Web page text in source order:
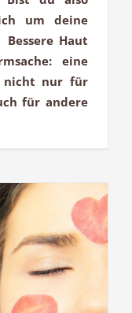
um deine
Haut
eine
nicht nur für
für andere